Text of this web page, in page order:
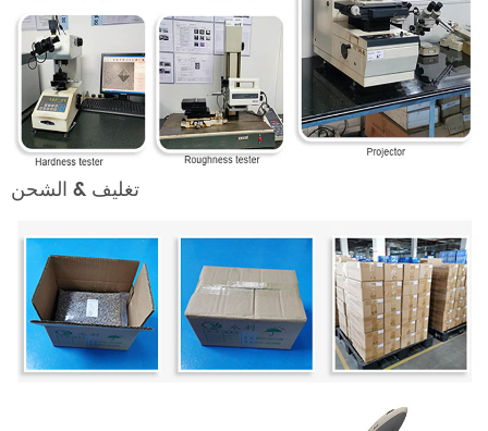
تغليف & الشحن